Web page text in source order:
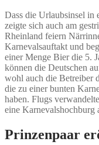
Dass die Urlaubsinsel in
zeigte sich auch am
Rheinland feiern
Karnevalsauftakt und
einer Menge Bier die 5.
können die Deutschen
wohl auch die Betreiber
die zu einer bunten
haben. Flugs
eine Karnevalshochburg
Prinzenpaar